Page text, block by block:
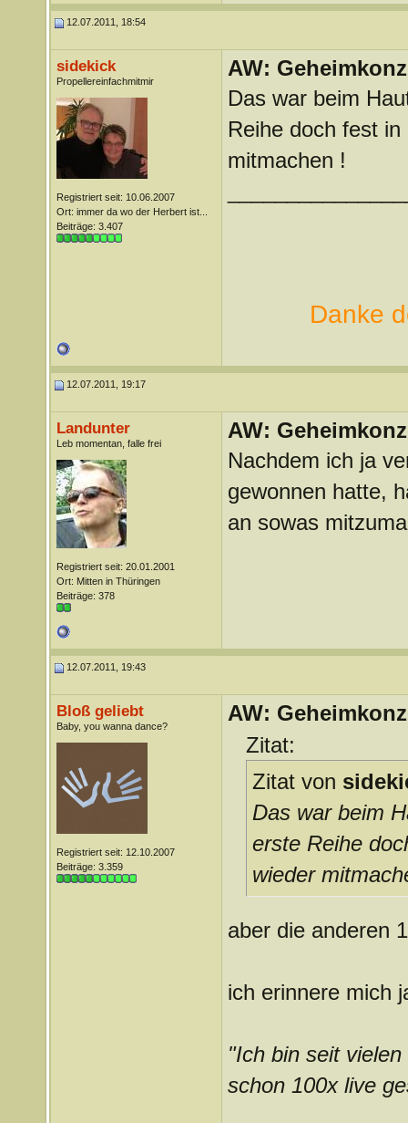
12.07.2011, 18:54
sidekick
Propellereinfachmitmir
Registriert seit: 10.06.2007
Ort: immer da wo der Herbert ist...
Beiträge: 3.407
AW:
Das war beim
Reihe doch fest
mitmachen !
Danke
12.07.2011, 19:17
Landunter
Leb momentan, falle frei
Registriert seit: 20.01.2001
Ort: Mitten in Thüringen
Beiträge: 378
AW:
Nachdem ich ja
gewonnen hatte,
an sowas
12.07.2011, 19:43
Bloß geliebt
Baby, you wanna dance?
Registriert seit: 12.10.2007
Beiträge: 3.359
AW:
Zitat:
Zitat von
Das war beim
erste Reihe
wieder
aber die anderen
ich erinnere mich
"Ich bin seit
schon 100x live